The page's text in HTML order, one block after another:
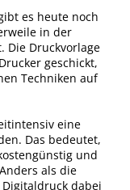
es heute noch
in der
Die Druckvorlage
geschickt,
Techniken auf
eine
Das bedeutet,
und
als die
dabei